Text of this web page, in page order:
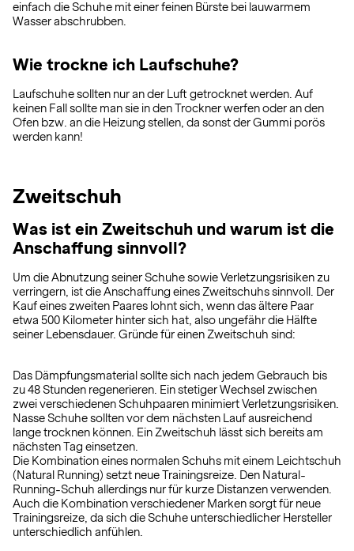
einfach die Schuhe mit einer feinen Bürste bei lauwarmem
Wasser abschrubben.
Wie trockne ich Laufschuhe?
Laufschuhe sollten nur an der Luft getrocknet werden. Auf
keinen Fall sollte man sie in den Trockner werfen oder an den
Ofen bzw. an die Heizung stellen, da sonst der Gummi porös
werden kann!
Zweitschuh
Was ist ein Zweitschuh und warum ist die
Anschaffung sinnvoll?
Um die Abnutzung seiner Schuhe sowie Verletzungsrisiken zu
verringern, ist die Anschaffung eines Zweitschuhs sinnvoll. Der
Kauf eines zweiten Paares lohnt sich, wenn das ältere Paar
etwa 500 Kilometer hinter sich hat, also ungefähr die Hälfte
seiner Lebensdauer. Gründe für einen Zweitschuh sind:
Das Dämpfungsmaterial sollte sich nach jedem Gebrauch bis
zu 48 Stunden regenerieren. Ein stetiger Wechsel zwischen
zwei verschiedenen Schuhpaaren minimiert Verletzungsrisiken.
Nasse Schuhe sollten vor dem nächsten Lauf ausreichend
lange trocknen können. Ein Zweitschuh lässt sich bereits am
nächsten Tag einsetzen.
Die Kombination eines normalen Schuhs mit einem Leichtschuh
(Natural Running) setzt neue Trainingsreize. Den Natural-
Running-Schuh allerdings nur für kurze Distanzen verwenden.
Auch die Kombination verschiedener Marken sorgt für neue
Trainingsreize, da sich die Schuhe unterschiedlicher Hersteller
unterschiedlich anfühlen.